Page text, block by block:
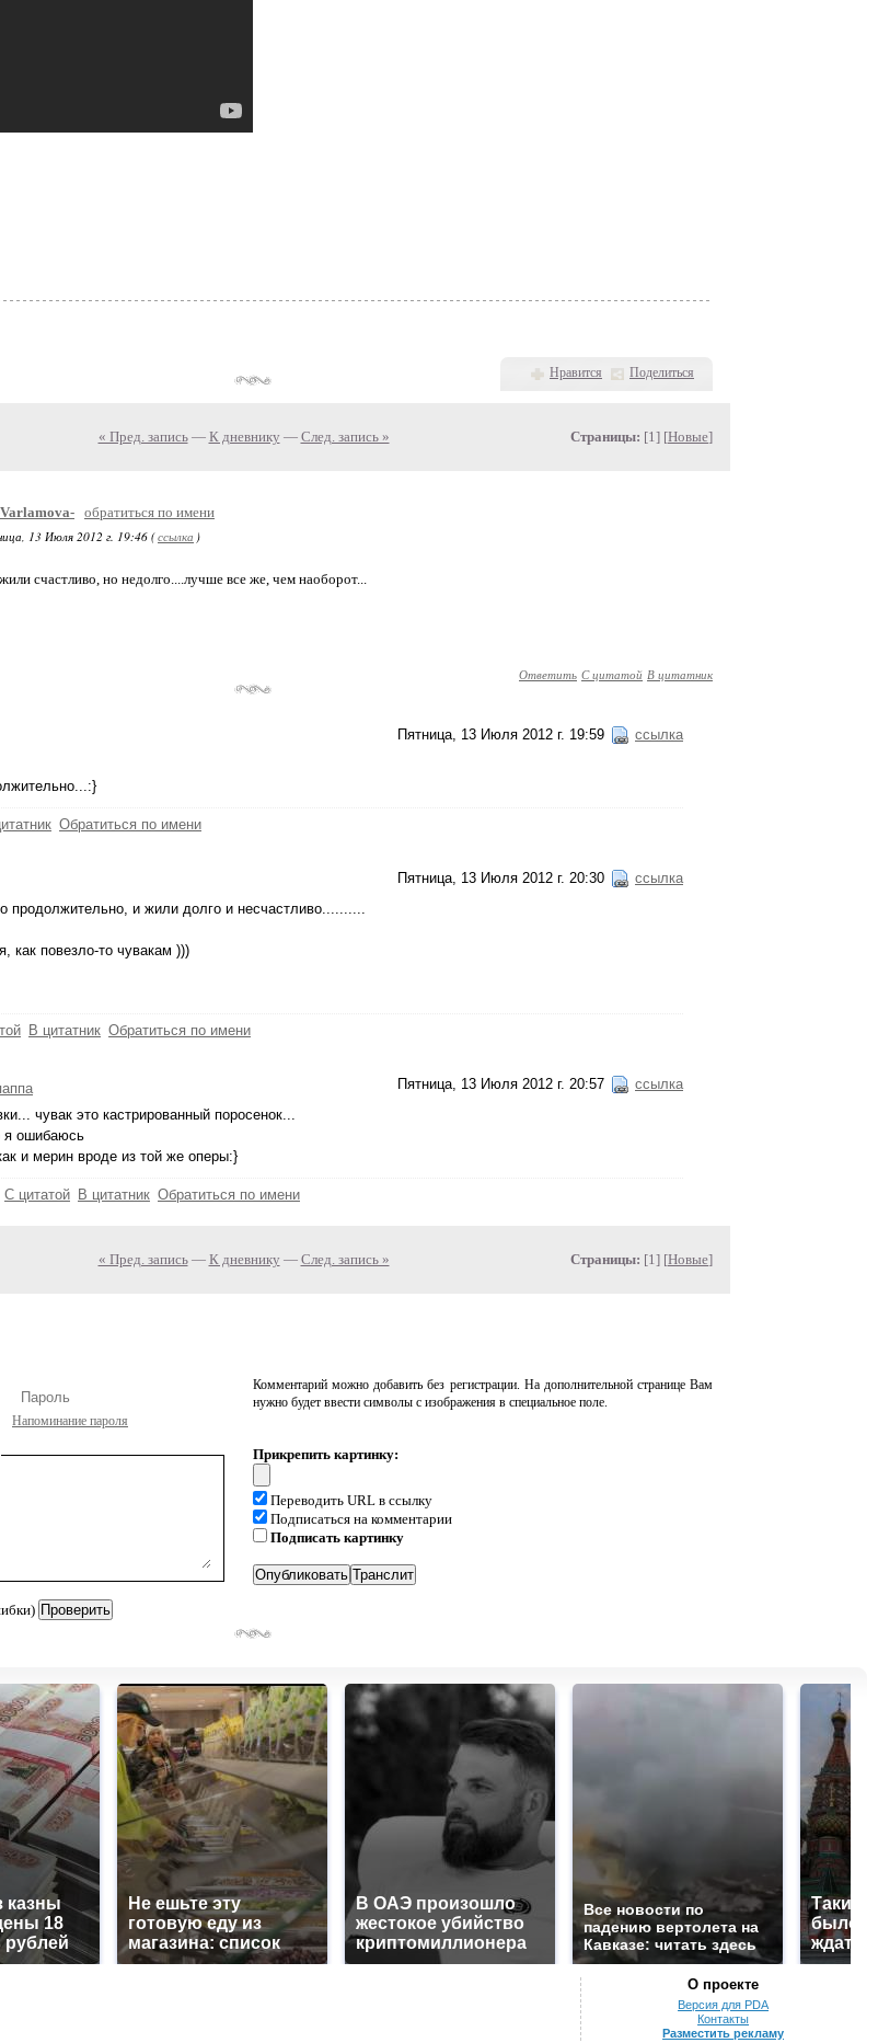
Нравится Поделиться
« Пред. запись— К дневнику — След. запись » Страницы: [1] [Новые]
обратиться по имени
13 Июля 2012 г. 19:46 (ссылка )
жили счастливо, но недолго....лучше все же, чем наоборот...
Ответить С цитатой В цитатник
Пятница, 13 Июля 2012 г. 19:59 ссылка
Обратиться по имени
Пятница, 13 Июля 2012 г. 20:30 ссылка
продолжительно, и жили долго и несчастливо..........
как повезло-то чувакам )))
В цитатник Обратиться по имени
Пятница, 13 Июля 2012 г. 20:57 ссылка
чувак это кастрированный поросенок...
я ошибаюсь
и мерин вроде из той же оперы:}
С цитатой В цитатник Обратиться по имени
« Пред. запись— К дневнику — След. запись » Страницы: [1] [Новые]
Напоминание пароля
Комментарий можно добавить без регистрации. На дополнительной странице Вам
нужно будет ввести символы с изображения в специальное поле.
Прикрепить картинку:
Переводить URL в ссылку
Подписаться на комментарии
Подписать картинку
казны
18
Не ешьте эту
готовую еду из
магазина: список
В ОАЭ произошло
жестокое убийство
криптомиллионера
Все новости по
падению вертолета на
Кавказе: читать здесь
Таких
было с
ждать
О проекте
Версия для PDA
Контакты
Разместить рекламу